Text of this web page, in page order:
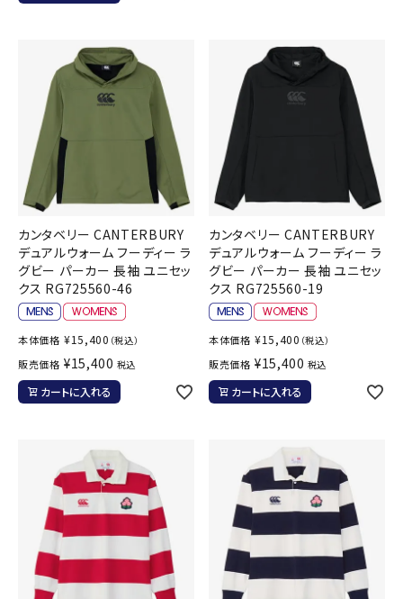
カンタベリー CANTERBURY
デュアルウォーム フーディー ラ
グビー パーカー 長袖 ユニセッ
クス RG725560-46
本体価格 ¥15,400 （税込）
販売価格 ¥15,400 税込
カートに入れる
カンタベリー CANTERBURY
デュアルウォーム フーディー ラ
グビー パーカー 長袖 ユニセッ
クス RG725560-19
本体価格 ¥15,400 （税込）
販売価格 ¥15,400 税込
カートに入れる